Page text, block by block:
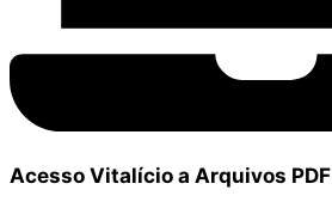
Acesso Vitalício a Arquivos PDF